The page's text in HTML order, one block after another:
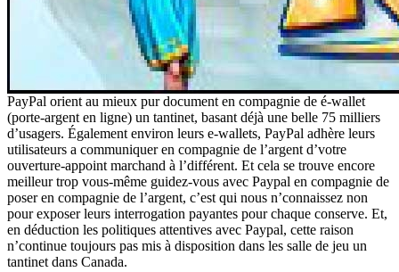
PayPal orient au mieux pur document en compagnie de é-wallet
(porte-argent en ligne) un tantinet, basant déjà une belle 75 milliers
d’usagers. Également environ leurs e-wallets, PayPal adhère leurs
utilisateurs a communiquer en compagnie de l’argent d’votre
ouverture-appoint marchand à l’différent. Et cela se trouve encore
meilleur trop vous-même guidez-vous avec Paypal en compagnie de
poser en compagnie de l’argent, c’est qui nous n’connaissez non
pour exposer leurs interrogation payantes pour chaque conserve. Et,
en déduction les politiques attentives avec Paypal, cette raison
n’continue toujours pas mis à disposition dans les salle de jeu un
tantinet dans Canada.